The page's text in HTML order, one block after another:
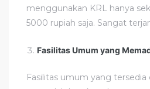
menggunakan KRL hanya
5000 rupiah saja. Sangat
Fasilitas Umum yang
Fasilitas umum yang tersedia